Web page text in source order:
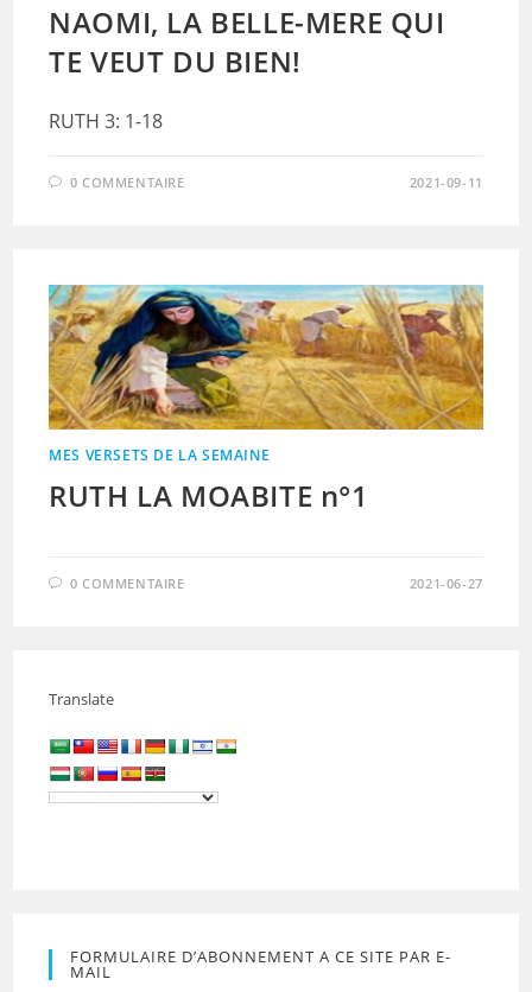
NAOMI, LA BELLE-MERE QUI
TE VEUT DU BIEN!
RUTH 3: 1-18
0 COMMENTAIRE 2021-09-11
MES VERSETS DE LA SEMAINE
RUTH LA MOABITE n°1
0 COMMENTAIRE 2021-06-27
Translate
FORMULAIRE D’ABONNEMENT A CE SITE PAR E-
MAIL